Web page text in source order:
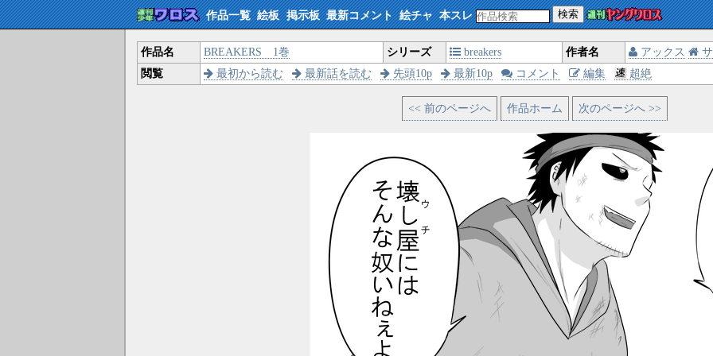
作品一覧 絵板 掲示板 最新コメント 絵チャ 本スレ 検索
作品名 BREAKERS 1巻 シリーズ breakers 作者名 アックス
閲覧
最初から読む 最新話を読む 先頭10p 最新10p コメント 編集 超絶
<< 前のページへ 作品ホーム 次のページへ >>